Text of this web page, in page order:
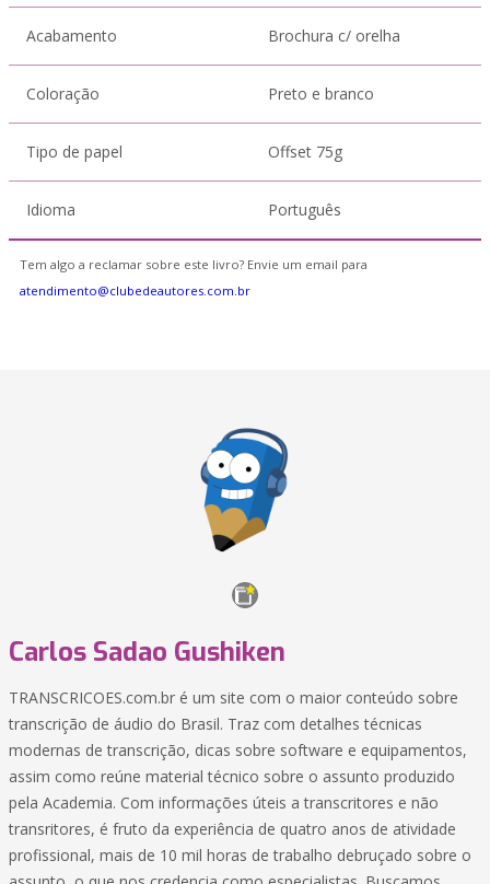
Acabamento Brochura c/ orelha
Coloração Preto e branco
Tipo de papel Offset 75g
Idioma Português
Tem algo a reclamar sobre este livro? Envie um email para
atendimento@clubedeautores.com.br
Carlos Sadao Gushiken
TRANSCRICOES.com.br é um site com o maior conteúdo sobre
transcrição de áudio do Brasil. Traz com detalhes técnicas
modernas de transcrição, dicas sobre software e equipamentos,
assim como reúne material técnico sobre o assunto produzido
pela Academia. Com informações úteis a transcritores e não
transritores, é fruto da experiência de quatro anos de atividade
profissional, mais de 10 mil horas de trabalho debruçado sobre o